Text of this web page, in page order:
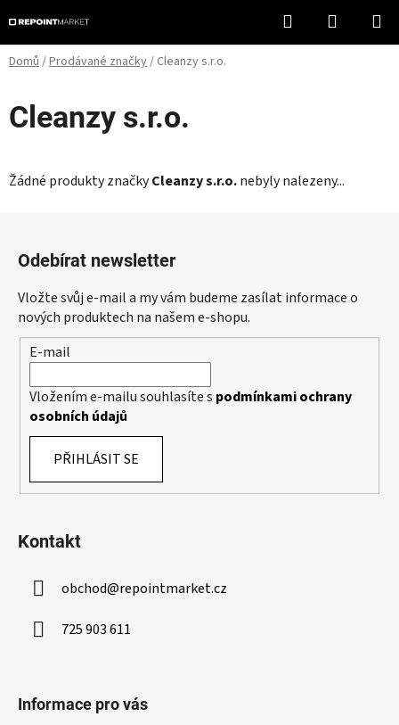
na
obsah
Hledat
KOŠÍK
Domů/Prodávané značky/ Cleanzy s.r.o.
Cleanzy s.r.o.
Žádné produkty značkyCleanzy s.r.o.nebyly nalezeny...
Odebírat newsletter
Vložte svůj e-mail a my vám budeme zasílat informace o
nových produktech na našem e-shopu.
E-mail
Vložením e-mailu souhlasíte s podmínkami ochrany
osobních údajů
PŘIHLÁSIT SE
Kontakt
obchod@repointmarket.cz
725 903 611
Informace pro vás